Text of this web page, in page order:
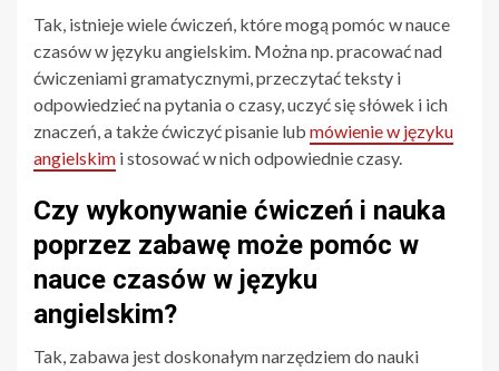
Tak, istnieje wiele ćwiczeń, które mogą pomóc w nauce
czasów w języku angielskim. Można np. pracować nad
ćwiczeniami gramatycznymi, przeczytać teksty i
odpowiedzieć na pytania o czasy, uczyć się słówek i ich
znaczeń, a także ćwiczyć pisanie lub mówienie w języku
angielskim i stosować w nich odpowiednie czasy.
Czy wykonywanie ćwiczeń i nauka
poprzez zabawę może pomóc w
nauce czasów w języku
angielskim?
Tak, zabawa jest doskonałym narzędziem do nauki